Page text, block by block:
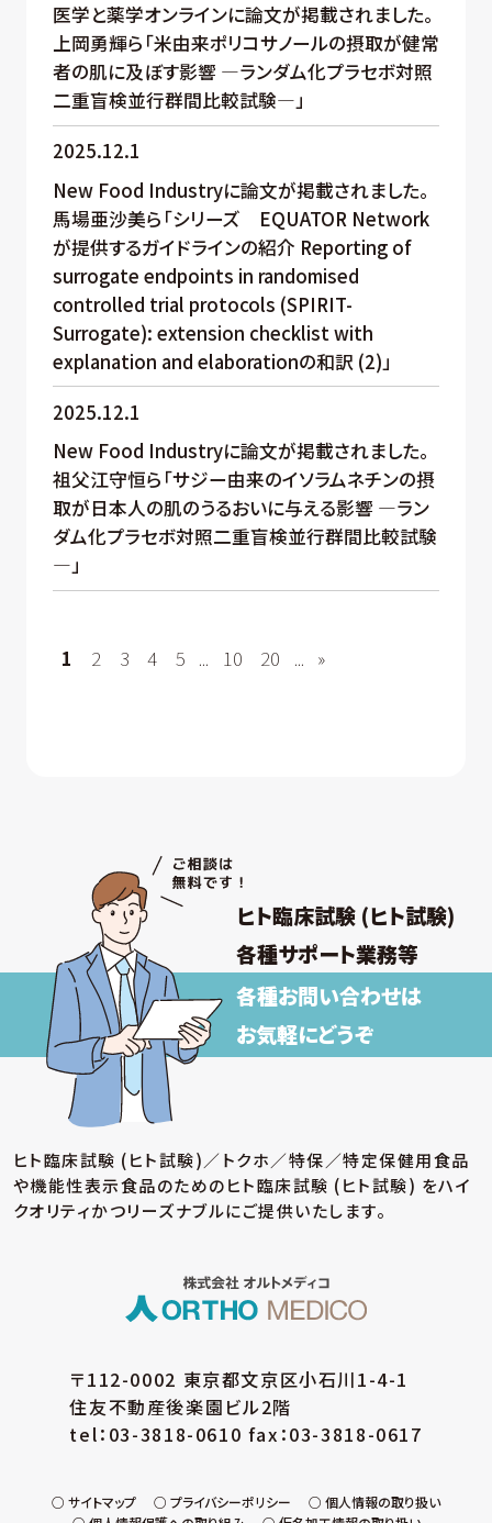
医学と薬学オンラインに論文が掲載されました。
上岡勇輝ら「米由来ポリコサノールの摂取が健常
者の肌に及ぼす影響 —ランダム化プラセボ対照
二重盲検並行群間比較試験—」
2025.12.1
New Food Industryに論文が掲載されました。
馬場亜沙美ら「シリーズ EQUATOR Network
が提供するガイドラインの紹介 Reporting of
surrogate endpoints in randomised
controlled trial protocols (SPIRIT-
Surrogate): extension checklist with
explanation and elaborationの和訳 (2)」
2025.12.1
New Food Industryに論文が掲載されました。
祖父江守恒ら「サジー由来のイソラムネチンの摂
取が日本人の肌のうるおいに与える影響 —ラン
ダム化プラセボ対照二重盲検並行群間比較試験
—」
1 2 3 4 5 ... 10 20 ... »
ヒト臨床試験 (ヒト試験)
各種サポート業務等
各種お問い合わせは
お気軽にどうぞ
ヒト臨床試験 (ヒト試験)／トクホ／特保／特定保健用食品
や機能性表示食品のためのヒト臨床試験 (ヒト試験) をハイ
クオリティかつリーズナブルにご提供いたします。
〒112-0002 東京都文京区小石川1-4-1
住友不動産後楽園ビル2階
tel：03-3818-0610 fax：03-3818-0617
サイトマップ プライバシーポリシー
個人情報の取り扱い